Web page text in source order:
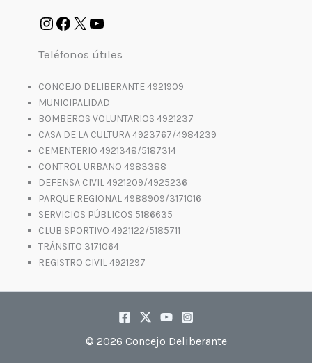
Teléfonos útiles
CONCEJO DELIBERANTE 4921909
MUNICIPALIDAD
BOMBEROS VOLUNTARIOS 4921237
CASA DE LA CULTURA 4923767/4984239
CEMENTERIO 4921348/5187314
CONTROL URBANO 4983388
DEFENSA CIVIL 4921209/4925236
PARQUE REGIONAL 4988909/3171016
SERVICIOS PÚBLICOS 5186635
CLUB SPORTIVO 4921122/5185711
TRÁNSITO 3171064
REGISTRO CIVIL 4921297
© 2026 Concejo Deliberante